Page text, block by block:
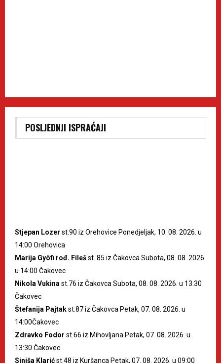
POSLJEDNJI ISPRAĆAJI
Stjepan Lozer st.90 iz Orehovice Ponedjeljak, 10. 08. 2026. u
14:00 Orehovica
Marija Gyöfi rođ. Filešst. 85 iz Čakovca Subota, 08. 08. 2026.
u 14:00 Čakovec
Nikola Vukina st.76 iz Čakovca Subota, 08. 08. 2026. u 13:30
Čakovec
Štefanija Pajtakst.87 iz Čakovca Petak, 07. 08. 2026. u
14:00Čakovec
Zdravko Fodor st.66 iz Mihovljana Petak, 07. 08. 2026. u
13:30 Čakovec
Siniša Klarićst.48 iz Kuršanca Petak, 07. 08. 2026. u 09:00